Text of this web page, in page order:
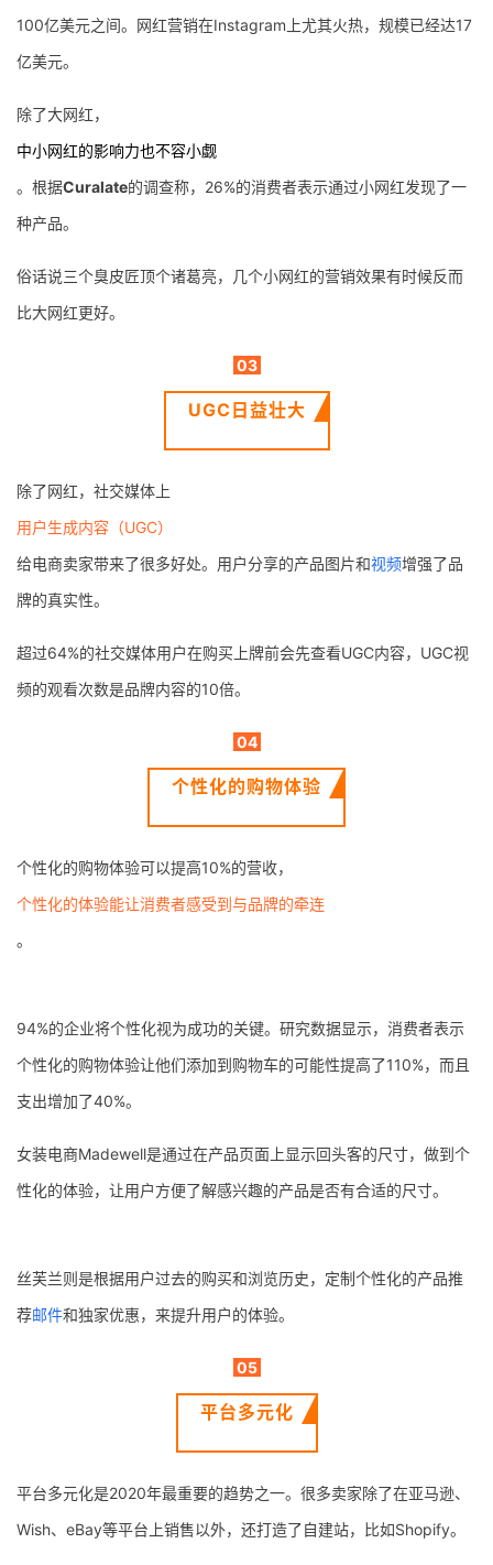
首
页
100亿美元之间。网红营销在Instagram上尤其火热，规模已经达17
亿美元。
除了大网红，
中小网红的影响力也不容小觑
。根据Curalate的调查称，26%的消费者表示通过小网红发现了一
种产品。
俗话说三个臭皮匠顶个诸葛亮，几个小网红的营销效果有时候反而
比大网红更好。
03
UGC日益壮大
除了网红，社交媒体上
用户生成内容（UGC）
给电商卖家带来了很多好处。用户分享的产品图片和视频增强了品
牌的真实性。
超过64%的社交媒体用户在购买上牌前会先查看UGC内容，UGC视
频的观看次数是品牌内容的10倍。
04
个性化的购物体验
个性化的购物体验可以提高10%的营收，
个性化的体验能让消费者感受到与品牌的牵连
。
94%的企业将个性化视为成功的关键。研究数据显示，消费者表示
个性化的购物体验让他们添加到购物车的可能性提高了110%，而且
支出增加了40%。
女装电商Madewell是通过在产品页面上显示回头客的尺寸，做到个
性化的体验，让用户方便了解感兴趣的产品是否有合适的尺寸。
丝芙兰则是根据用户过去的购买和浏览历史，定制个性化的产品推
荐邮件和独家优惠，来提升用户的体验。
05
平台多元化
平台多元化是2020年最重要的趋势之一。很多卖家除了在亚马逊、
Wish、eBay等平台上销售以外，还打造了自建站，比如Shopify。